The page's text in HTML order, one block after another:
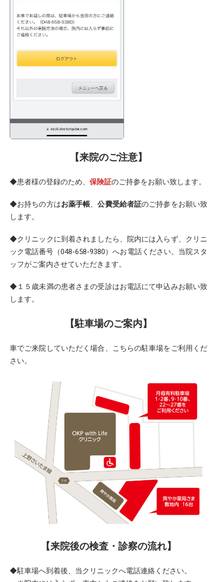
【来院のご注意】
◆患者様の登録のため、 保険証のご持参をお願い致します。
◆お持ちの方はお薬手帳、公費受給者証のご持参をお願い致
します。
◆クリニックに到着されましたら、院内には入らず、クリニ
ック電話番号（048-658-9380）へお電話ください。当院スタ
ッフがご案内させていただきます。
◆１５歳未満の患者さまの受診はお電話にて申込みお願い致
します。
【駐車場のご案内】
車でご来院していただく場合、こちらの駐車場をご利用くだ
さい。
【来院後の検査・診察の流れ】
◆駐車場へ到着後、当クリニックへ電話連絡ください。